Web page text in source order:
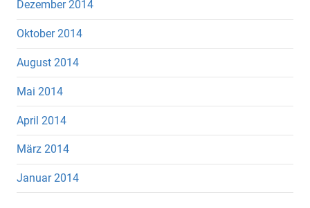
Dezember 2014
Oktober 2014
August 2014
Mai 2014
April 2014
März 2014
Januar 2014